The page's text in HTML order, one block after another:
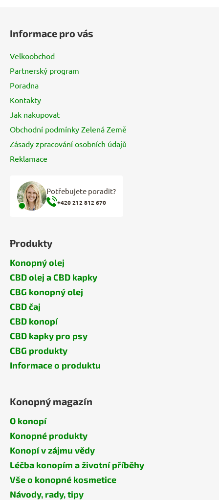
Informace pro vás
Velkoobchod
Partnerský program
Poradna
Kontakty
Jak nakupovat
Obchodní podmínky Zelená Země
Zásady zpracování osobních údajů
Reklamace
Potřebujete poradit?
+420 212 812 670
Produkty
Konopný olej
CBD olej a CBD kapky
CBG konopný olej
CBD čaj
CBD konopí
CBD kapky pro psy
CBG produkty
Informace o produktu
Konopný magazín
O konopí
Konopné produkty
Konopí v zájmu vědy
Léčba konopím a životní příběhy
Vše o konopné kosmetice
Návody, rady, tipy